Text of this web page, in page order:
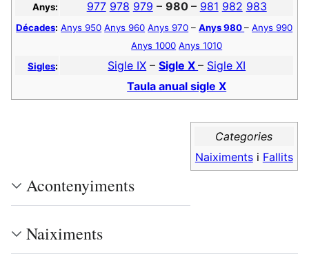
Anys: 977 978 979 – 980 – 981 982 983
Décades: Anys 950 Anys 960 Anys 970 –Anys 980–Anys 990
Anys 1000 Anys 1010
Sigles: Sigle IX –Sigle X– Sigle XI
Taula anual sigle X
Categories
Naiximentsi Fallits
Acontenyiments
Naiximents